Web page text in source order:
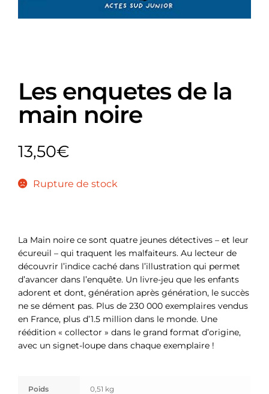
Les enquetes de la
main noire
13,50€
Rupture de stock
La Main noire ce sont quatre jeunes détectives – et leur
écureuil – qui traquent les malfaiteurs. Au lecteur de
découvrir l’indice caché dans l’illustration qui permet
d’avancer dans l’enquête. Un livre-jeu que les enfants
adorent et dont, génération après génération, le succès
ne se dément pas. Plus de 230 000 exemplaires vendus
en France, plus d’1.5 million dans le monde. Une
réédition « collector » dans le grand format d’origine,
avec un signet-loupe dans chaque exemplaire !
Poids 0,51 kg